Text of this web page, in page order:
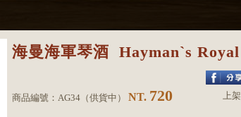
海曼海軍琴酒 Hayman`s
商品編號： AG34 （供貨中 ） NT. 720 上